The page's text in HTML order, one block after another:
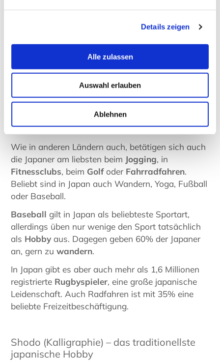
Details zeigen
Alle zulassen
Auswahl erlauben
Ablehnen
Beliebtheit.
Beliebte sportliche Freizeitaktivitäten in
traditionellen Sportarten wieKendo
RingenoderBogenschießen(Kyudo) am
beliebtesten sind, sagen die Statistiken etwas
anderes.
Wie in anderen Ländern auch, betätigen sich auch
die Japaner am liebsten beim Jogging, in
Fitnessclubs, beim Golfoder Fahrradfahren.
Beliebt sind in Japan auch Wandern, Yoga, Fußball
oder Baseball.
Baseball gilt in Japan als beliebteste Sportart,
allerdings üben nur wenige den Sport tatsächlich
als Hobbyaus. Dagegen geben 60% der Japaner
an, gern zu wandern.
In Japan gibt es aber auch mehr als 1,6 Millionen
registrierte Rugbyspieler, eine große japanische
Leidenschaft. Auch Radfahren ist mit 35% eine
beliebte Freizeitbeschäftigung.
Shodo (Kalligraphie) – das traditionellste
japanische Hobby